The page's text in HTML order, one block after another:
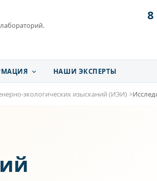
8
НАШИ ЭКСПЕРТЫ
экологических изысканий (ИЭИ)